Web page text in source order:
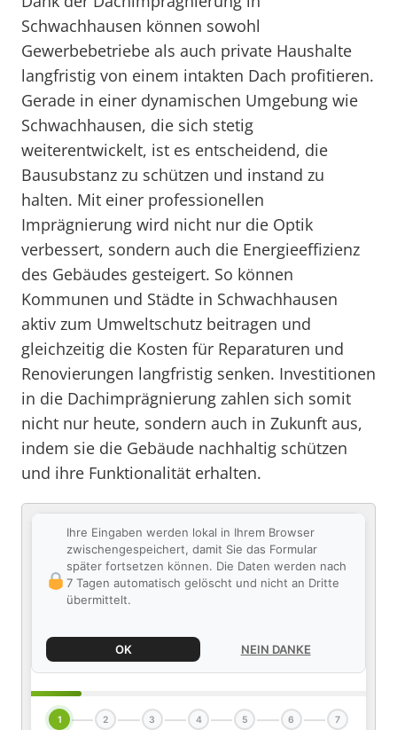
Schwachhausen können sowohl
Gewerbebetriebe als auch private Haushalte
langfristig von einem intakten Dach profitieren.
Gerade in einer dynamischen Umgebung wie
Schwachhausen, die sich stetig
weiterentwickelt, ist es entscheidend, die
Bausubstanz zu schützen und instand zu
halten. Mit einer professionellen
Imprägnierung wird nicht nur die Optik
verbessert, sondern auch die Energieeffizienz
des Gebäudes gesteigert. So können
Kommunen und Städte in Schwachhausen
aktiv zum Umweltschutz beitragen und
gleichzeitig die Kosten für Reparaturen und
Renovierungen langfristig senken. Investitionen
in die Dachimprägnierung zahlen sich somit
nicht nur heute, sondern auch in Zukunft aus,
indem sie die Gebäude nachhaltig schützen
und ihre Funktionalität erhalten.
Ihre Eingaben werden lokal in Ihrem Browser
zwischengespeichert, damit Sie das Formular
später fortsetzen können. Die Daten werden nach
7 Tagen automatisch gelöscht und nicht an Dritte
übermittelt.
OK NEIN DANKE
1 2 3 4 5 6 7